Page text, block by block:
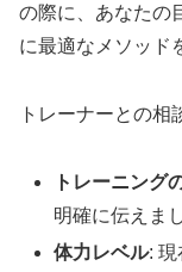
の際に、あなたの
に最適なメソッド
トレーナーとの相
トレーニング
明確に伝えま
体力レベル: 現